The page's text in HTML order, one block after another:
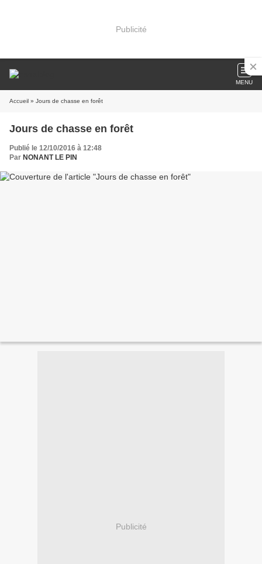
Publicité
MENU
Accueil » Jours de chasse en forêt
Jours de chasse en forêt
Publié le 12/10/2016 à 12:48
Par NONANT LE PIN
Publicité